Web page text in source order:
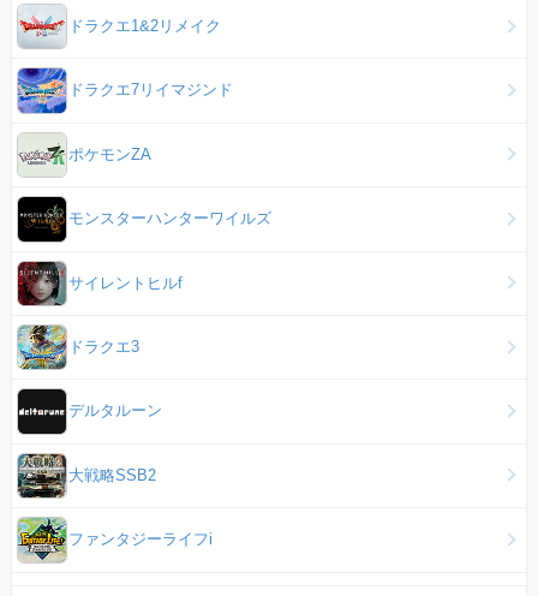
ドラクエ1&2リメイク
ドラクエ7リイマジンド
ポケモンZA
モンスターハンターワイルズ
サイレントヒルf
ドラクエ3
デルタルーン
大戦略SSB2
ファンタジーライフi